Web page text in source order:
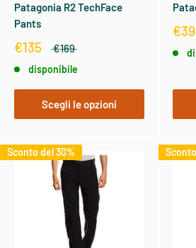
Patagonia R2 TechFace
Pants
€135 €169
disponibile
Scegli le opzioni
€39
Sconto del 30%